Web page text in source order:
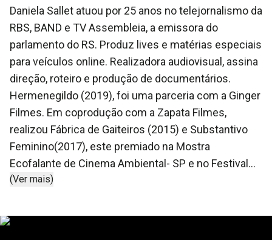
Daniela Sallet atuou por 25 anos no telejornalismo da
RBS, BAND e TV Assembleia, a emissora do
parlamento do RS. Produz lives e matérias especiais
para veículos online. Realizadora audiovisual, assina
direção, roteiro e produção de documentários.
Hermenegildo (2019), foi uma parceria com a Ginger
Filmes. Em coprodução com a Zapata Filmes,
realizou Fábrica de Gaiteiros (2015) e Substantivo
Feminino(2017), este premiado na Mostra
Ecofalante de Cinema Ambiental- SP e no Festival
de Cine Latino Americano de Trieste- Itália. Tem
poesias e é apresentadora de eventos corporativos
(Ver mais)